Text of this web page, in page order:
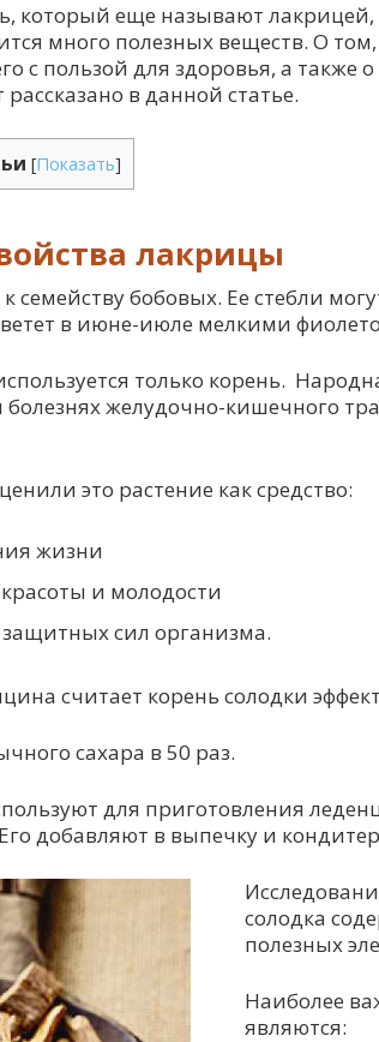
который еще называют лакрицей,
много полезных веществ. О
с пользой для здоровья, а также
в данной статье.
[Показать]
лакрицы
семейству бобовых. Ее стебли
в июне-июле мелкими
только корень.
желудочно-кишечного
это растение как средство:
жизни
и молодости
сил организма.
считает корень солодки
сахара в 50 раз.
для приготовления
добавляют в выпечку и
Ис
солодка
полезных
Наиболее
являются: